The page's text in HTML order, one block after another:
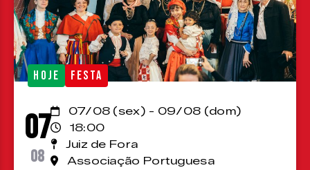
HOJE FESTA
07
08
07/08 (sex) - 09/08 (dom)
18:00
Juiz de Fora
Associação Portuguesa